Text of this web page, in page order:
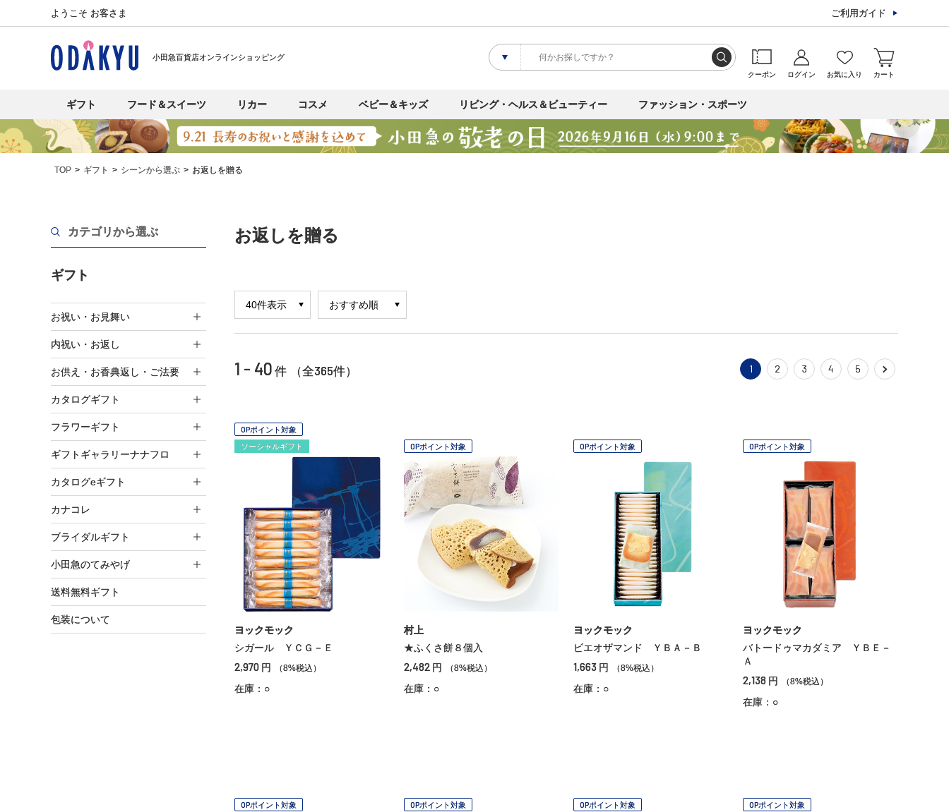
ようこそ お客さま ご利用ガイド
小田急百貨店オンラインショッピング
クーポン ログイン お気に入り カート
ギフト フード＆スイーツ リカー コスメ ベビー＆キッズ リビング・ヘルス＆ビューティー ファッション・スポーツ
TOP ギフト シーンから選ぶ お返しを贈る
カテゴリから選ぶ
ギフト
お祝い・お見舞い
内祝い・お返し
お供え・お香典返し・ご法要
カタログギフト
フラワーギフト
ギフトギャラリーナナフロ
カタログeギフト
カナコレ
ブライダルギフト
小田急のてみやげ
送料無料ギフト
包装について
お返しを贈る
1 - 40 件 （全365件） 1 2 3 4 5
OPポイント対象
ソーシャルギフト
ヨックモック
シガール ＹＣＧ－Ｅ
2,970 円 （8%税込）
在庫：○
OPポイント対象
村上
★ふくさ餅８個入
2,482 円 （8%税込）
在庫：○
OPポイント対象
ヨックモック
ビエオザマンド ＹＢＡ－Ｂ
1,663 円 （8%税込）
在庫：○
OPポイント対象
ヨックモック
バトードゥマカダミア ＹＢＥ－
Ａ
2,138 円 （8%税込）
在庫：○
OPポイント対象 OPポイント対象 OPポイント対象 OPポイント対象